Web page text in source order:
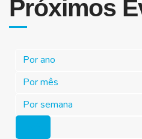
Próximos
Por ano
Por mês
Por semana